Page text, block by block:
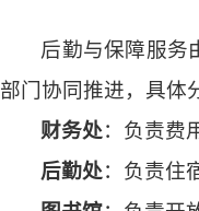
后勤与保障服务
部门协同推进，具体
财务处：负责费
后勤处：负责住